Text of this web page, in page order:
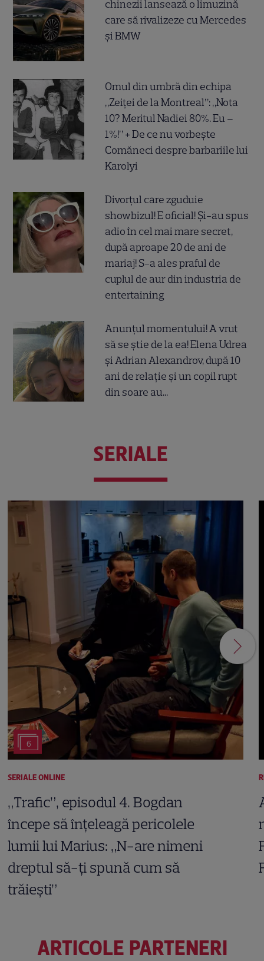
chinezii lansează o limuzină
care să rivalizeze cu Mercedes
și BMW
Omul din umbră din echipa
„Zeiței de la Montreal”: „Nota
10? Meritul Nadiei 80%. Eu –
1%!” + De ce nu vorbește
Comăneci despre barbariile lui
Karolyi
Divorțul care zguduie
showbizul! E oficial! Și-au spus
adio în cel mai mare secret,
după aproape 20 de ani de
mariaj! S-a ales praful de
cuplul de aur din industria de
entertaining
Anunțul momentului! A vrut
să se știe de la ea! Elena Udrea
și Adrian Alexandrov, după 10
ani de relație și un copil rupt
din soare au...
SERIALE
6
SERIALE ONLINE
„Trafic”, episodul 4. Bogdan
începe să înțeleagă pericolele
lumii lui Marius: „N-are nimeni
dreptul să-ți spună cum să
trăiești”
ARTICOLE PARTENERI